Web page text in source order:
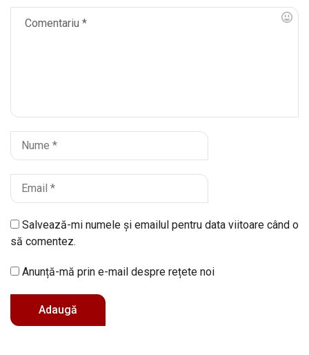
Salvează-mi numele și emailul pentru data viitoare când o
să comentez.
Anunță-mă prin e-mail despre rețete noi